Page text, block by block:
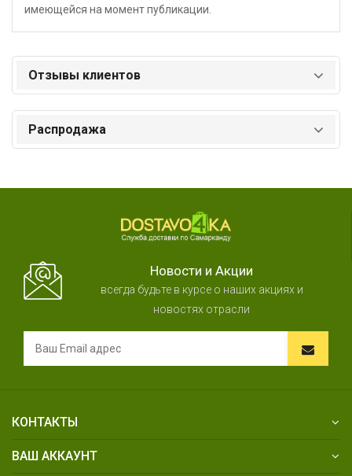
имеющейся на момент публикации.
Отзывы клиентов
Распродажа
Новости и Акции
всегда будьте в курсе о наших акциях и
новостях отрасли
КОНТАКТЫ
ВАШ АККАУНТ